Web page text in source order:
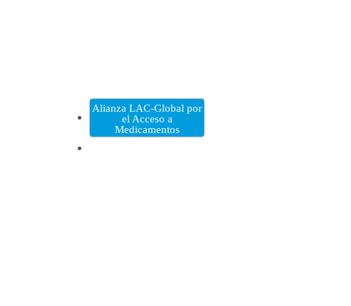
Alianza LAC-Global por
el Acceso a
Medicamentos